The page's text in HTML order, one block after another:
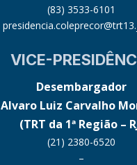
(83) 3533-6101
VICE-
Desembargador
Alvaro Luiz Carvalho
(TRT da 1ª Região –
(21) 2380-6520
–